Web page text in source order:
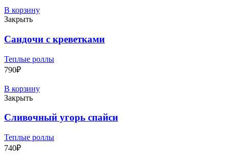
В корзину
Закрыть
Сандочи с креветками
Теплые роллы
790₽
В корзину
Закрыть
Сливочный угорь спайси
Теплые роллы
740₽